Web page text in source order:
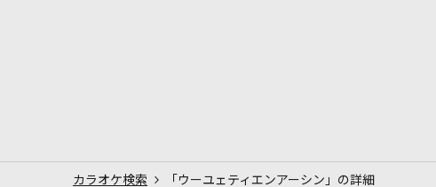
カラオケ検索 「ウーユェティエンアーシン」の詳細